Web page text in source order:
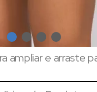
ampliar e arraste